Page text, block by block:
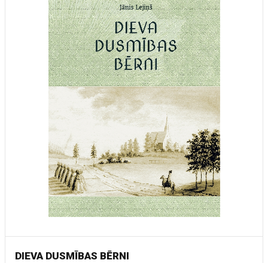
DIEVA DUSMĪBAS BĒRNI